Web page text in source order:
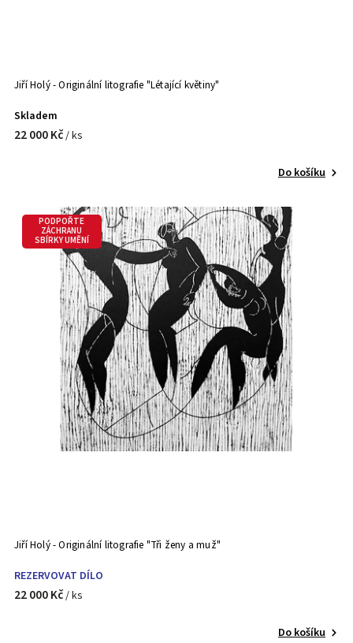
Jiří Holý - Originální litografie "Létající květiny"
Skladem
22 000 Kč/ ks
Do košíku
PODPOŘTE
ZÁCHRANU
SBÍRKY UMĚNÍ
Jiří Holý - Originální litografie "Tři ženy a muž"
REZERVOVAT DÍLO
22 000 Kč/ ks
Do košíku